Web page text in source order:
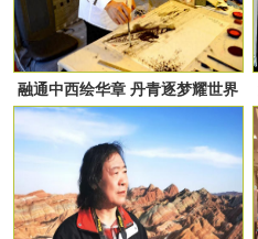
融通中西绘华章 丹青逐梦耀世界
——黄建南的艺术人生